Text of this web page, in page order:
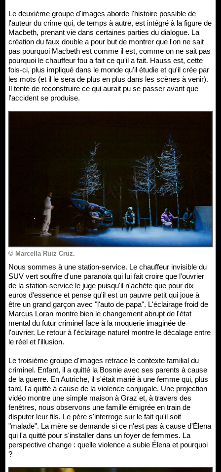
Le deuxième groupe d'images aborde l'histoire possible de
l'auteur du crime qui, de temps à autre, est intégré à la figure de
Macbeth, prenant vie dans certaines parties du dialogue. La
création du faux double a pour but de montrer que l'on ne sait
pas pourquoi Macbeth est comme il est, comme on ne sait pas
pourquoi le chauffeur fou a fait ce qu'il a fait. Hauss est, cette
fois-ci, plus impliqué dans le monde qu'il étudie et qu'il crée par
les mots (et il le sera de plus en plus dans les scènes à venir).
Il tente de reconstruire ce qui aurait pu se passer avant que
l'accident se produise.
© Marcella Ruiz Cruz.
Nous sommes à une station-service. Le chauffeur invisible du
SUV vert souffre d'une paranoïa qui lui fait croire que l'ouvrier
de la station-service le juge puisqu'il n'achète que pour dix
euros d'essence et pense qu'il est un pauvre petit qui joue à
être un grand garçon avec "l'auto de papa". L'éclairage froid de
Marcus Loran montre bien le changement abrupt de l'état
mental du futur criminel face à la moquerie imaginée de
l'ouvrier. Le retour à l'éclairage naturel montre le décalage entre
le réel et l'illusion.
Le troisième groupe d'images retrace le contexte familial du
criminel. Enfant, il a quitté la Bosnie avec ses parents à cause
de la guerre. En Autriche, il s'était marié à une femme qui, plus
tard, l'a quitté à cause de la violence conjugale. Une projection
vidéo montre une simple maison à Graz et, à travers des
fenêtres, nous observons une famille émigrée en train de
disputer leur fils. Le père s'interroge sur le fait qu'il soit
"malade". La mère se demande si ce n'est pas à cause d'Élena
qui l'a quitté pour s'installer dans un foyer de femmes. La
perspective change : quelle violence a subie Élena et pourquoi
?